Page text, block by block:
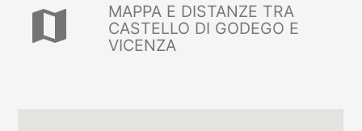
map
MAPPA E DISTANZE TRA
CASTELLO DI GODEGO E
VICENZA